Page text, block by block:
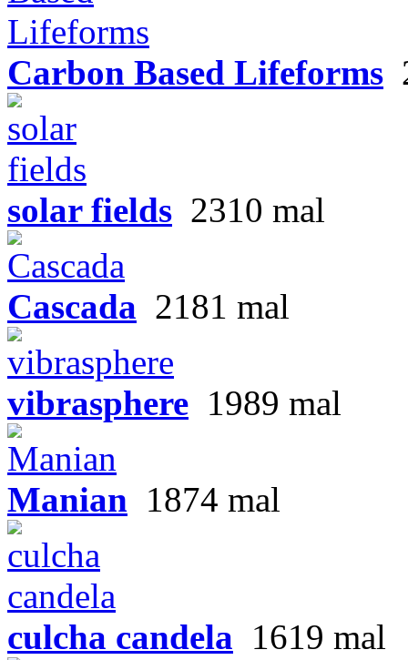
Carbon Based Lifeforms
solar fields 2310 mal
Cascada 2181 mal
vibrasphere 1989 mal
Manian 1874 mal
culcha candela 1619 mal